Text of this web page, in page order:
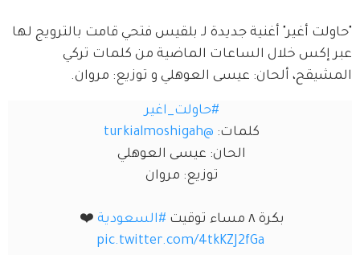
"حاولت أغير" أغنية جديدة لـ بلقيس فتحي قامت بالترويج لها
عبر إكس خلال الساعات الماضية من كلمات تركي
المشيقح، ألحان: عيسى العوهلي و توزيع: مروان.
#حاولت_اغير
كلمات: @turkialmoshigah
الحان: عيسى العوهلي
توزيع: مروان
بكرة ٨ مساء توقيت #السعودية ❤️
pic.twitter.com/4tkKZJ2fGa